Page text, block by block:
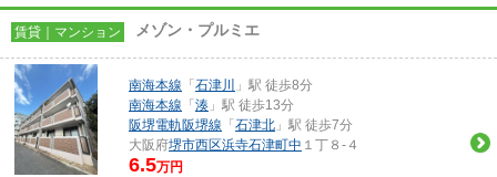
賃貸｜マンション メゾン・プルミエ
南海本線 「 石津川
」駅 徒歩8分
南海本線 「 湊 」駅 徒歩13分
阪堺電軌阪堺線 「 石津北 」駅 徒歩7分
大阪府堺市西区浜寺石津町中 １丁８-４
6.5万円